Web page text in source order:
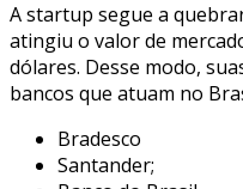
A startup segue a
atingiu o valor de
dólares. Desse modo,
bancos que atuam no
Bradesco
Santander;